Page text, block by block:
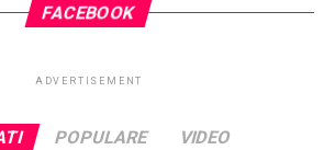
FACEBOOK
ADVERTISEMENT
POPULARE VIDEO